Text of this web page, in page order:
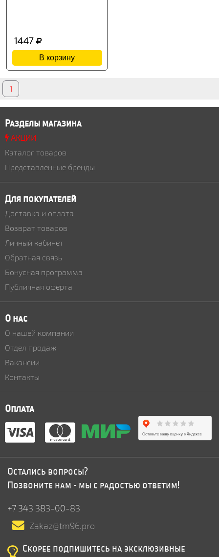
1447
В корзину
1
Разделы магазина
АКЦИИ
Каталог товаров
Представленные бренды
Для покупателей
Доставка и оплата
Возврат товаров
Личный кабинет
Обратная связь
Бонусная программа
Публичная оферта
О нас
О нашей компании
Отдел продаж
Вакансии
Контакты
Оплата
Остались вопросы?
Позвоните нам - мы с радостью ответим!
+7 343 383-00-83
Zakaz@tm96.pro
Скорее подпишитесь на эксклюзивные